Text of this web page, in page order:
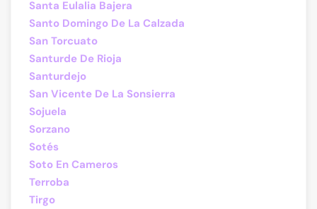
Santa Eulalia Bajera
Santo Domingo De La Calzada
San Torcuato
Santurde De Rioja
Santurdejo
San Vicente De La Sonsierra
Sojuela
Sorzano
Sotés
Soto En Cameros
Terroba
Tirgo